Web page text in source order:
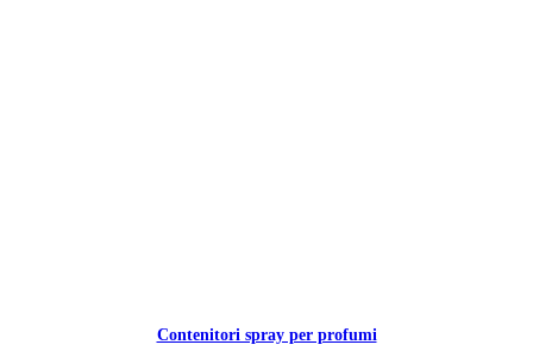
Contenitori spray per profumi